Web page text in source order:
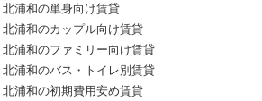
北浦和の単身向け賃貸
北浦和のカップル向け賃貸
北浦和のファミリー向け賃貸
北浦和のバス・トイレ別賃貸
北浦和の初期費用安め賃貸